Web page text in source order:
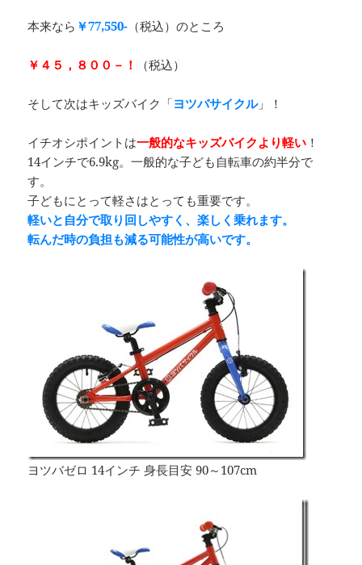
本来なら ￥77,550- （税込）のところ
￥４５，８００－！ （税込）
そして次はキッズバイク「ヨツバサイクル」！
イチオシポイントは一般的なキッズバイクより軽い ！
14インチで6.9kg。一般的な子ども自転車の約半分で
す。
子どもにとって軽さはとっても重要です。
軽いと自分で取り回しやすく、楽しく乗れます。
転んだ時の負担も減る可能性が高いです。
ヨツバゼロ 14インチ 身長目安 90～107cm